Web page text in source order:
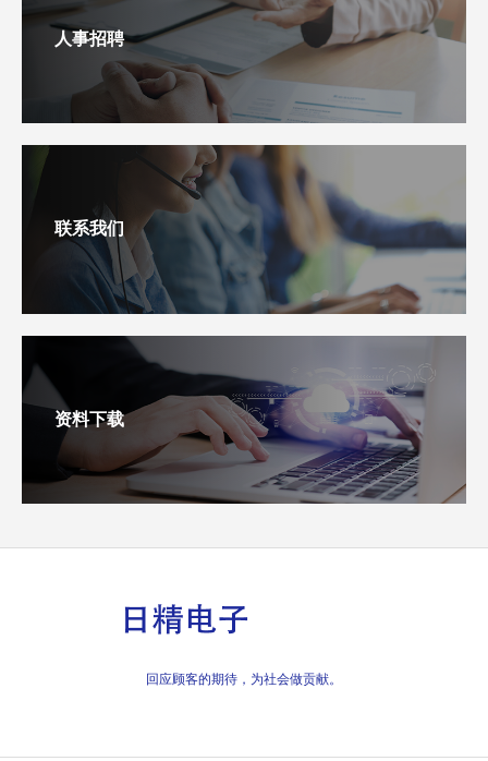
人事招聘
联系我们
资料下载
回应顾客的期待，为社会做贡献。